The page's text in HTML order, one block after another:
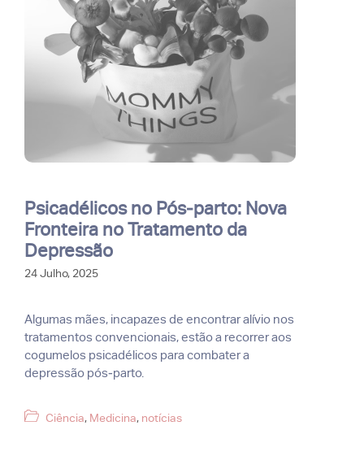
Psicadélicos no Pós‑parto: Nova
Fronteira no Tratamento da
Depressão
24 Julho, 2025
Algumas mães, incapazes de encontrar alívio nos
tratamentos convencionais, estão a recorrer aos
cogumelos psicadélicos para combater a
depressão pós‑parto.
Categorias
Ciência, Medicina, notícias